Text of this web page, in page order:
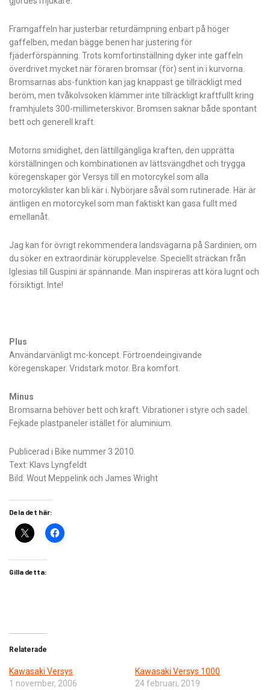
Framgaffeln har justerbar returdämpning enbart på höger
gaffelben, medan bägge benen har justering för
fjäderförspänning. Trots komfortinställning dyker inte gaffeln
överdrivet mycket när föraren bromsar (för) sent in i kurvorna.
Bromsarnas abs-funktion kan jag knappast ge tillräckligt med
beröm, men tvåkolvsoken klämmer inte tillräckligt kraftfullt kring
framhjulets 300-millimeterskivor. Bromsen saknar både spontant
bett och generell kraft.
Motorns smidighet, den lättillgängliga kraften, den upprätta
körställningen och kombinationen av lättsvängdhet och trygga
köregenskaper gör Versys till en motorcykel som alla
motorcyklister kan bli kär i. Nybörjare såväl som rutinerade. Här är
äntligen en motorcykel som man faktiskt kan gasa fullt med
emellanåt.
Jag kan för övrigt rekommendera landsvägarna på Sardinien, om
du söker en extraordinär körupplevelse. Speciellt sträckan från
Iglesias till Guspini är spännande. Man inspireras att köra lugnt och
försiktigt. Inte!
Plus
Användarvänligt mc-koncept. Förtroendeingivande
köregenskaper. Vridstark motor. Bra komfort.
Minus
Bromsarna behöver bett och kraft. Vibrationer i styre och sadel.
Fejkade plastpaneler istället för aluminium.
Publicerad i Bike nummer 3 2010.
Text: Klavs Lyngfeldt
Bild: Wout Meppelink och James Wright
Dela det här:
Gilla detta:
Relaterade
Kawasaki Versys
1 november, 2006
Kawasaki Versys 1000
24 februari, 2019